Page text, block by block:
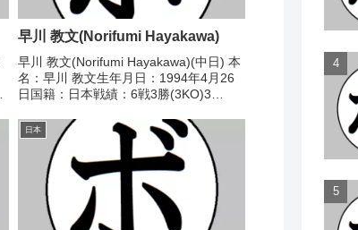
早川 教文(Norifumi Hayakawa)
早川 教文(Norifumi Hayakawa)(中日) 本
名：早川 教文生年月日：1994年4月26
日国籍：日本戦績：6戦3勝(3KO)3
ドル級新人王2021年度中日本ミドル級
新人王 【戦歴】202...
日本